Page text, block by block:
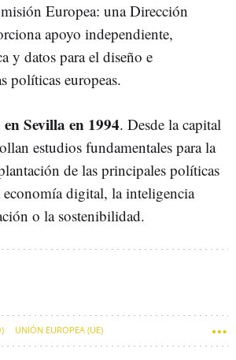
Europea: una Dirección
apoyo independiente,
y datos para el diseño e
políticas europeas.
Sevilla en 1994. Desde la capital
estudios fundamentales para la
de las principales políticas
economía digital, la inteligencia
o la sostenibilidad.
UNIÓN EUROPEA (UE)